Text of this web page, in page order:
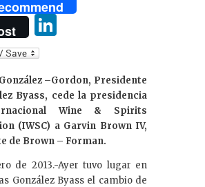
k
e
dI
n
–Gordon, Presidente
Byass, cede la presidencia
Wine & Spirits
(IWSC) a Garvin Brown IV,
de Brown – Forman.
de 2013.-Ayer tuvo lugar en
González Byass el cambio de